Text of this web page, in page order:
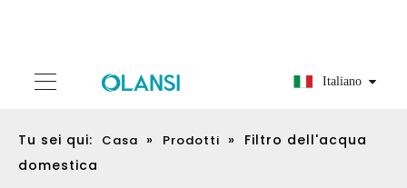
Italiano
Tu sei qui: Casa » Prodotti »
Filtro dell'acqua
domestica